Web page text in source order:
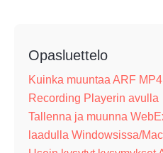
Opasluettelo
Kuinka muuntaa ARF
Recording Playerin avulla
Tallenna ja muunna
laadulla Windowsissa/